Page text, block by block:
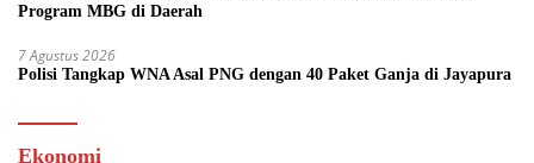
Program MBG di Daerah
7 Agustus 2026
Polisi Tangkap WNA Asal PNG dengan 40 Paket Ganja di Jayapura
Ekonomi